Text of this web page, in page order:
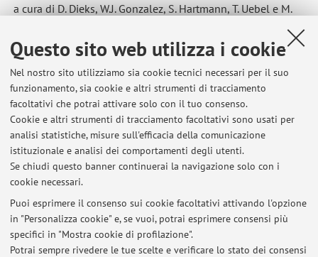
Questo sito web utilizza i cookie
Nel nostro sito utilizziamo sia cookie tecnici necessari per il suo
funzionamento, sia cookie e altri strumenti di tracciamento
facoltativi che potrai attivare solo con il tuo consenso.
Cookie e altri strumenti di tracciamento facoltativi sono usati per
analisi statistiche, misure sull'efficacia della comunicazione
istituzionale e analisi dei comportamenti degli utenti.
Se chiudi questo banner continuerai la navigazione solo con i
cookie necessari.
Puoi esprimere il consenso sui cookie facoltativi attivando l'opzione
in "Personalizza cookie" e, se vuoi, potrai esprimere consensi più
specifici in "Mostra cookie di profilazione".
Potrai sempre rivedere le tue scelte e verificare lo stato dei consensi
a cura di D. Dieks, W.J. Gonzalez, S. Hartmann, T. Uebel e M.
di D. Dieks, W.J. Gonzalez, S. Hartmann, M. Stoeltzner e M.
Weber); "New challenges to philosophy of science" (2013, a
cura di H. Andersen, D. Dieks, W.J. Gonzalez, T. Uebel e G.
Wheeler); "New directions in the philosophy of science"
(2014, a cura di M.C. Galavotti, D. Dieks, W.J. Gonzalez, S.
Hartmann, T. Uebel e M. Weber). Al termine del progetto, una
commissione nominata dalla ESF ha dato al progetto
valutazione "eccellente".
Ultimi avvisi
Avviso per gli studenti che devono verbalizzare il tirocinio.